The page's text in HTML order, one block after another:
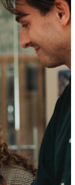
pakken
langs of doe online
te weten over hoe we